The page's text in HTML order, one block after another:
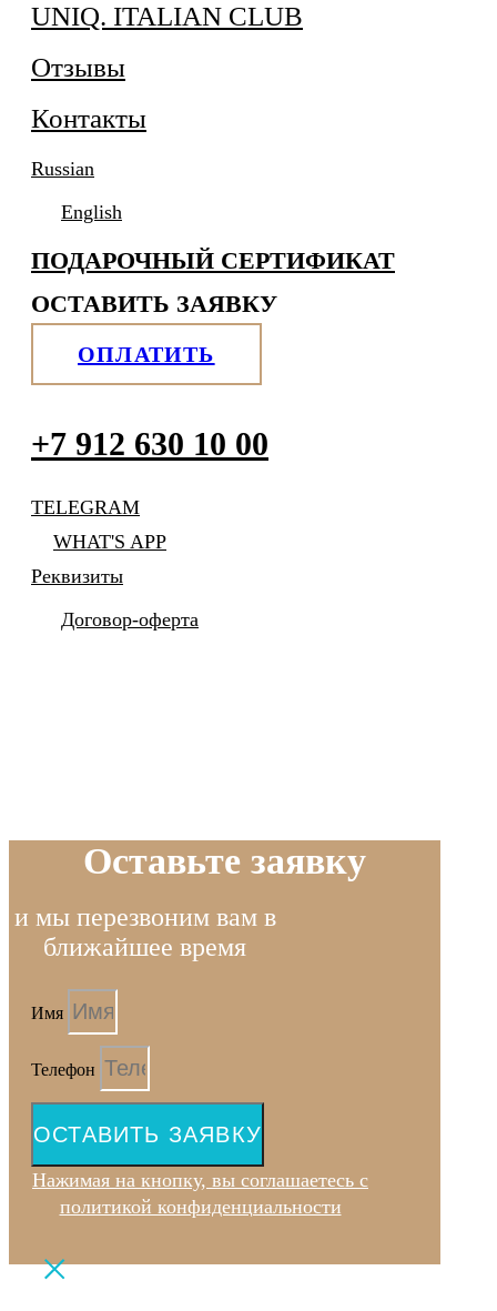
UNIQ. ITALIAN CLUB
Отзывы
Контакты
Russian
English
ПОДАРОЧНЫЙ СЕРТИФИКАТ
ОСТАВИТЬ ЗАЯВКУ
ОПЛАТИТЬ
+7 912 630 10 00
TELEGRAM
WHAT'S APP
Реквизиты
Договор-оферта
Оставьте заявку
и мы перезвоним вам в
ближайшее время
Имя
Телефон
ОСТАВИТЬ ЗАЯВКУ
Нажимая на кнопку, вы соглашаетесь с
политикой конфиденциальности